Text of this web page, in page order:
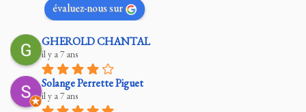
évaluez-nous sur
GHEROLD CHANTAL
il y a 7 ans
Solange Perrette Piguet
il y a 7 ans